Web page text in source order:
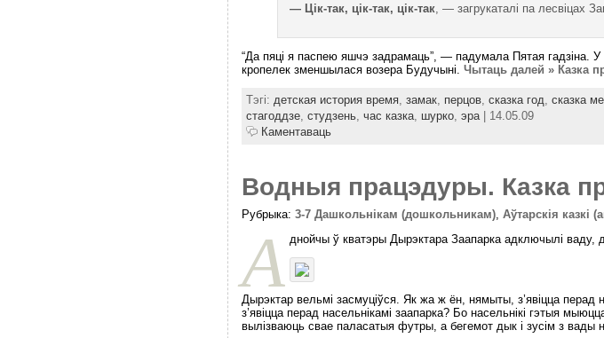
— Цік-так, цік-так, цік-так, — загрукаталі па лесвіцах
“Да пяці я паспею яшчэ задрамаць”, — падумала Пятая гадзіна.
кропелек зменшылася возера Будучыні. Чытаць далей » Казка
Тэгі: детская история время, замак, перцов, сказка год сказка
стагоддзе, студзень, час казка, шурко, эра| 14.05.09
Каментаваць
Водныя працэдуры. Казка
Рубрыка: 3-7 Дашкольнікам (дошкольникам), Аўтарскія казкі
А днойчы ў кватэры Дырэктара Заапарка адключылі ваду,
Дырэктар вельмі засмуціўся. Як жа ж ён, нямыты, з’явіцца
з’явіцца перад насельнікамі заапарка? Бо насельнікі гэтыя
вылізваюць свае паласатыя футры, а бегемот дык і зусім з вады